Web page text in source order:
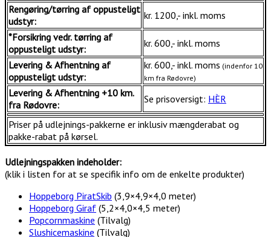
Rengøring/tørring af oppusteligt
udstyr:
kr. 1200,- inkl. moms
*Forsikring vedr. tørring af
oppusteligt udstyr:
kr. 600,- inkl. moms
Levering & Afhentning af
oppusteligt udstyr:
kr. 600,- inkl. moms (indenfor 10
km fra Rødovre)
Levering & Afhentning +10 km.
fra Rødovre:
Se prisoversigt: HÈR
Priser på udlejnings-pakkerne er inklusiv mængderabat og
pakke-rabat på kørsel.
Udlejningspakken indeholder:
(klik i listen for at se specifik info om de enkelte produkter)
Hoppeborg PiratSkib (3,9×4,9×4,0 meter)
Hoppeborg Giraf (5,2×4,0×4,5 meter)
Popcornmaskine (Tilvalg)
Slushicemaskine (Tilvalg)